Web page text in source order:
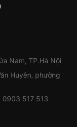
Nam, TP.Hà Nội
Huyên, phường
0903 517 513